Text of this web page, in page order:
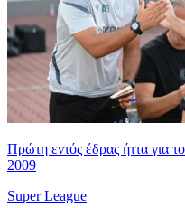
Πρώτη εντός έδρας ήττα για
2009
Super League